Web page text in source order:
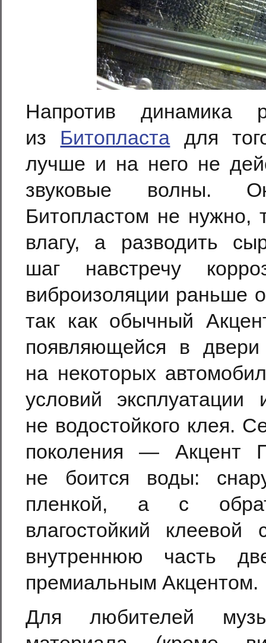
Напротив динамика
из Битопласта для
лучше и на него не
звуковые волны.
Битопластом не нужно,
влагу, а разводить
шаг навстречу
виброизоляции раньше
так как обычный
появляющейся в
на некоторых
условий
не водостойкого клея.
поколения — Акцент
не боится воды:
пленкой, а с
влагостойкий
внутреннюю часть
премиальным Акцентом.
Для любителей